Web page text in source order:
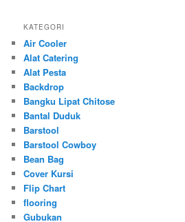
KATEGORI
Air Cooler
Alat Catering
Alat Pesta
Backdrop
Bangku Lipat Chitose
Bantal Duduk
Barstool
Barstool Cowboy
Bean Bag
Cover Kursi
Flip Chart
flooring
Gubukan